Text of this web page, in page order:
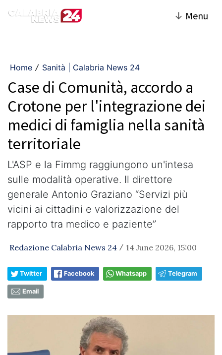
↓ Menu
Home / Sanità | Calabria News 24
Case di Comunità, accordo a
Crotone per l'integrazione dei
medici di famiglia nella sanità
territoriale
L'ASP e la Fimmg raggiungono un'intesa
sulle modalità operative. Il direttore
generale Antonio Graziano “Servizi più
vicini ai cittadini e valorizzazione del
rapporto tra medico e paziente”
Redazione Calabria News 24 / 14 June 2026, 15:00
Twitter Facebook Whatsapp Telegram
Email